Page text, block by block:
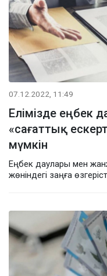
07.12.2022, 11:49
Елімізде еңбек
«сағаттық
мүмкін
Еңбек даулары мен
жөніндегі заңға